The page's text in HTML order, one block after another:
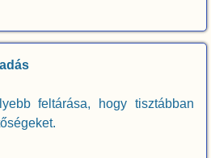
feltárása, hogy tisztábban